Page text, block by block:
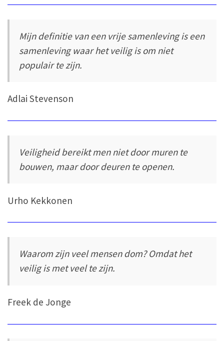
Mijn definitie van een vrije samenleving is een
samenleving waar het veilig is om niet
populair te zijn.
Adlai Stevenson
Veiligheid bereikt men niet door muren te
bouwen, maar door deuren te openen.
Urho Kekkonen
Waarom zijn veel mensen dom? Omdat het
veilig is met veel te zijn.
Freek de Jonge